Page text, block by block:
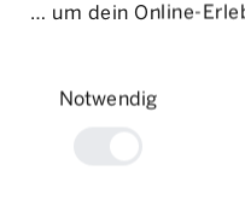
… um dein Online-
Notwendig